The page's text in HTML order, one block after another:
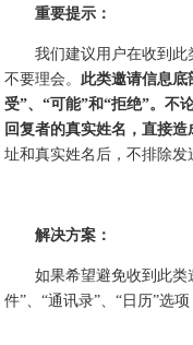
重要提示：
我们建议用户在收到
不要理会。此类邀请信息底
受”、“可能”和“拒绝”。不
回复者的真实姓名，直接
址和真实姓名后，不排除发
解决方案：
如果希望避免收到此类
件”、“通讯录”、“日历”选